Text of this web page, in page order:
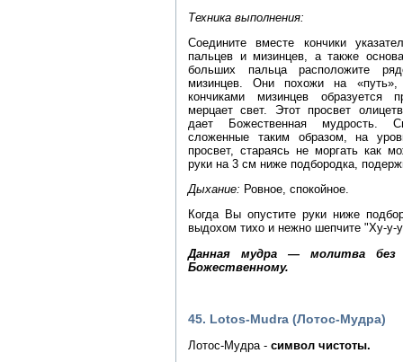
Техника выполнения:
Соедините вместе кончики
пальцев и мизинцев, а также
больших пальца расположите
мизинцев. Они похожи на
кончиками мизинцев образуется
мерцает свет. Этот просвет
дает Божественная мудрость.
сложенные таким образом, на
просвет, стараясь не моргать как
руки на 3 см ниже подбородка,
Дыхание: Ровное, спокойное.
Когда Вы опустите руки ниже
выдохом тихо и нежно шепчите "Ху-у-
Данная мудра — молитва без
Божественному.
45. Lotos-Mudra (Лотос-Мудра)
Лотос-Мудра - символ чистоты.